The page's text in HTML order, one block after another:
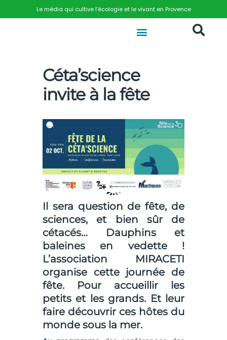
Le média qui cultive l’écologie et le vivant en Provence
Céta’science
invite à la fête
Il sera question de fête, de
sciences, et bien sûr de
cétacés… Dauphins et
baleines en vedette !
L’association MIRACETI
organise cette journée de
fête. Pour accueillir les
petits et les grands. Et leur
faire découvrir ces hôtes du
monde sous la mer.